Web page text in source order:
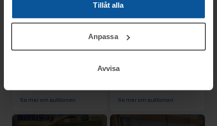
Tillåt alla
Anpassa
Avvisa
Se mer om auktionen Se mer om auktionen